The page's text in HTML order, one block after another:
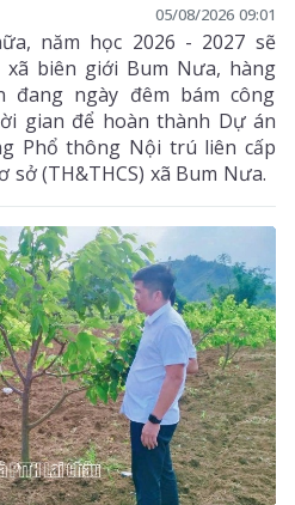
05/08/2026 09:01
năm học 2026 - 2027 sẽ
biên giới Bum Nưa, hàng
đang ngày đêm bám công
gian để hoàn thành Dự án
Phổ thông Nội trú liên cấp
sở (TH&THCS) xã Bum Nưa.